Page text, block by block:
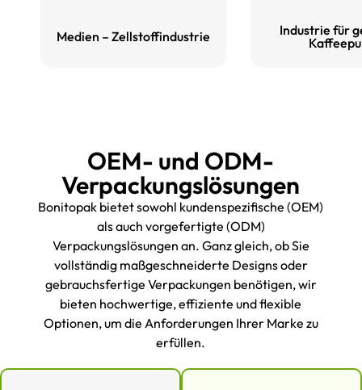
Medien – Zellstoffindustrie
Industrie für
OEM- und ODM-
Verpackungslösungen
Bonitopak bietet sowohl kundenspezifische (OEM)
als auch vorgefertigte (ODM)
Verpackungslösungen an. Ganz gleich, ob Sie
vollständig maßgeschneiderte Designs oder
gebrauchsfertige Verpackungen benötigen, wir
bieten hochwertige, effiziente und flexible
Optionen, um die Anforderungen Ihrer Marke zu
erfüllen.